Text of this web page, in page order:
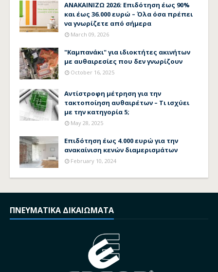
ΑΝΑΚΑΙΝΙΖΩ 2026: Επιδότηση έως 90%
και έως 36.000 ευρώ – Όλα όσα πρέπει
να γνωρίζετε από σήμερα
March 09, 2026
"Καμπανάκι" για ιδιοκτήτες ακινήτων
με αυθαιρεσίες που δεν γνωρίζουν
October 16, 2025
Αντίστροφη μέτρηση για την
τακτοποίηση αυθαιρέτων – Τι ισχύει
με την κατηγορία 5;
May 28, 2025
Επιδότηση έως 4.000 ευρώ για την
ανακαίνιση κενών διαμερισμάτων
February 10, 2024
ΠΝΕΥΜΑΤΙΚΑ ΔΙΚΑΙΩΜΑΤΑ